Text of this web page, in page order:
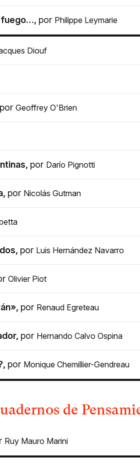
fuego…, por Philippe Leymarie
Diouf
por Geoffrey O'Brien
, por Darío Pignotti
, por Nicolás Gutman
, por Luis Hernández Navarro
Olivier Piot
, por Renaud Egreteau
, por Hernando Calvo Ospina
, por Monique Chemillier-Gendreau
de
Ruy Mauro Marini